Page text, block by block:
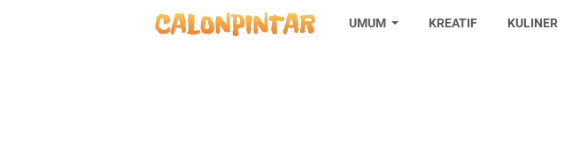
UMUM KREATIF KULINER